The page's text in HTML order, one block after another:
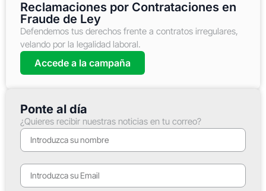
Reclamaciones por Contrataciones en
Fraude de Ley
Defendemos tus derechos frente a contratos irregulares,
velando por la legalidad laboral.
Accede a la campaña
Ponte al día
¿Quieres recibir nuestras noticias en tu correo?